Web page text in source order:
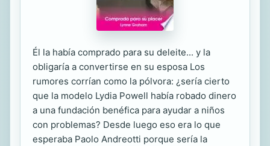
Él la había comprado para su deleite... y la
obligaría a convertirse en su esposa Los
rumores corrían como la pólvora: ¿sería cierto
que la modelo Lydia Powell había robado dinero
a una fundación benéfica para ayudar a niños
con problemas? Desde luego eso era lo que
esperaba Paolo Andreotti porque sería la